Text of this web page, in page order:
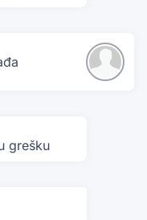
grešku